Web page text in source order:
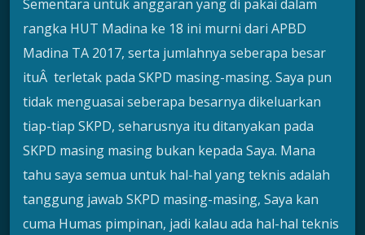
Sementara untuk anggaran yang di pakai dalam
rangka HUT Madina ke 18 ini murni dari APBD
Madina TA 2017, serta jumlahnya seberapa besar
ituÂ terletak pada SKPD masing-masing. Saya pun
tidak menguasai seberapa besarnya dikeluarkan
tiap-tiap SKPD, seharusnya itu ditanyakan pada
SKPD masing masing bukan kepada Saya. Mana
tahu saya semua untuk hal-hal yang teknis adalah
tanggung jawab SKPD masing-masing, Saya kan
cuma Humas pimpinan, jadi kalau ada hal-hal teknis